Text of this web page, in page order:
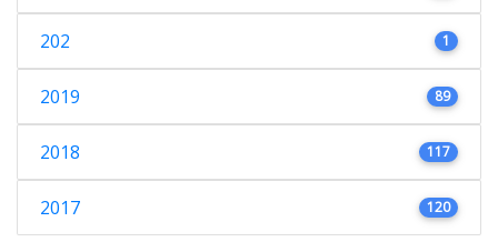
202 1
2019 89
2018 117
2017 120